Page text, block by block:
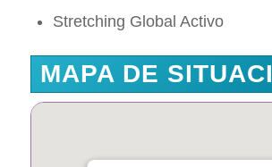
Stretching Global Activo
MAPA DE